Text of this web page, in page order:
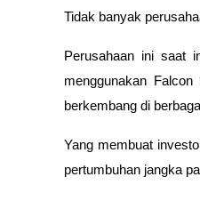
Tidak banyak
Perusahaan ini saat
menggunakan
berkembang di
Yang membuat
pertumbuhan jangka